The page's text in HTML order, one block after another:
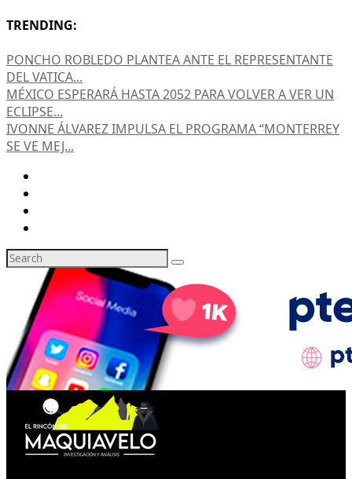
TRENDING:
PONCHO ROBLEDO PLANTEA ANTE EL REPRESENTANTE
DEL VATICA...
MÉXICO ESPERARÁ HASTA 2052 PARA VOLVER A VER UN
ECLIPSE...
IVONNE ÁLVAREZ IMPULSA EL PROGRAMA “MONTERREY
SE VE MEJ...